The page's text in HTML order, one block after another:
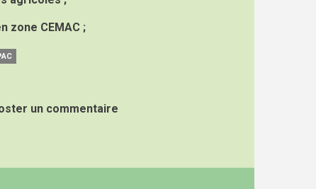
zone CEMAC ;
un commentaire